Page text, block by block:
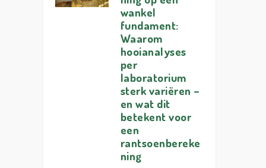
wankel
fundament:
Waarom
hooianalyses
per
laboratorium
sterk variëren –
en wat dit
betekent voor
een
rantsoenbereke
ning